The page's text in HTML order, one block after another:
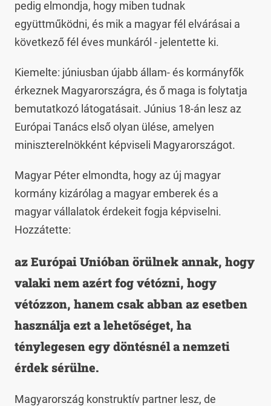
pedig elmondja, hogy miben tudnak
együttműködni, és mik a magyar fél elvárásai a
következő fél éves munkáról - jelentette ki.
Kiemelte: júniusban újabb állam- és kormányfők
érkeznek Magyarországra, és ő maga is folytatja
bemutatkozó látogatásait. Június 18-án lesz az
Európai Tanács első olyan ülése, amelyen
miniszterelnökként képviseli Magyarországot.
Magyar Péter elmondta, hogy az új magyar
kormány kizárólag a magyar emberek és a
magyar vállalatok érdekeit fogja képviselni.
Hozzátette:
az Európai Unióban örülnek annak, hogy
valaki nem azért fog vétózni, hogy
vétózzon, hanem csak abban az esetben
használja ezt a lehetőséget, ha
ténylegesen egy döntésnél a nemzeti
érdek sérülne.
Magyarország konstruktív partner lesz, de